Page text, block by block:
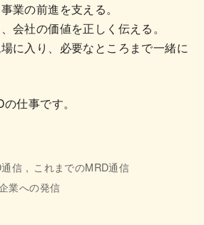
業の前進を支える。
会社の価値を正しく伝える。
に入り、必要なところまで一緒に
仕事です。
信 これまでのMRD通信
業への発信